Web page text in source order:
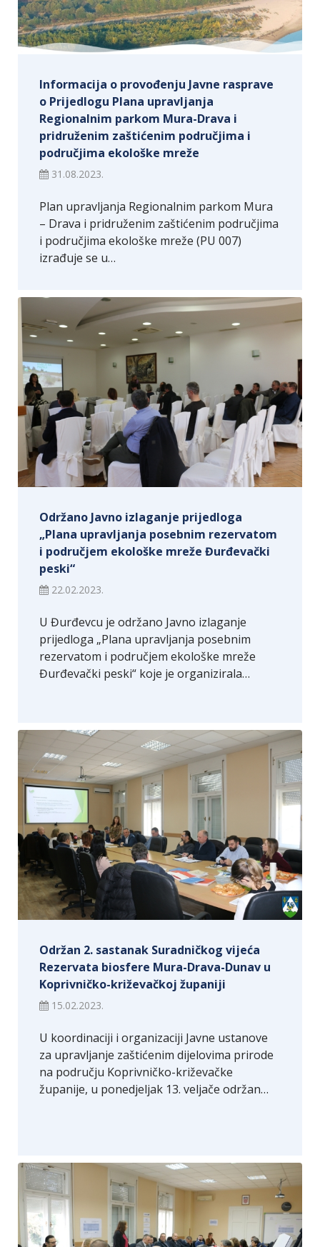
Informacija o provođenju Javne rasprave
o Prijedlogu Plana upravljanja
Regionalnim parkom Mura-Drava i
pridruženim zaštićenim područjima i
područjima ekološke mreže
31.08.2023.
Plan upravljanja Regionalnim parkom Mura
– Drava i pridruženim zaštićenim područjima
i područjima ekološke mreže (PU 007)
izrađuje se u…
Održano Javno izlaganje prijedloga
„Plana upravljanja posebnim rezervatom
i područjem ekološke mreže Đurđevački
peski“
22.02.2023.
U Đurđevcu je održano Javno izlaganje
prijedloga „Plana upravljanja posebnim
rezervatom i područjem ekološke mreže
Đurđevački peski“ koje je organizirala…
Održan 2. sastanak Suradničkog vijeća
Rezervata biosfere Mura-Drava-Dunav u
Koprivničko-križevačkoj županiji
15.02.2023.
U koordinaciji i organizaciji Javne ustanove
za upravljanje zaštićenim dijelovima prirode
na području Koprivničko-križevačke
županije, u ponedjeljak 13. veljače održan…